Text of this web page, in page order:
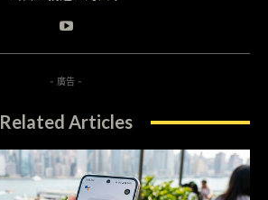
- 廣告 -
Related Articles